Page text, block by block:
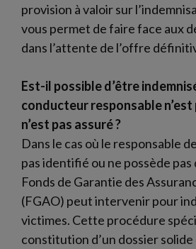
provision à valoir sur
vous permet de faire face aux
dans l’attente de l’offre
Est-il possible d’être
conducteur responsable
n’est pas assuré ?
Dans le cas où le responsable
pas identifié ou ne possède pas
Fonds de Garantie des
(FGAO) peut intervenir pour
victimes. Cette procédure
constitution d’un dossier